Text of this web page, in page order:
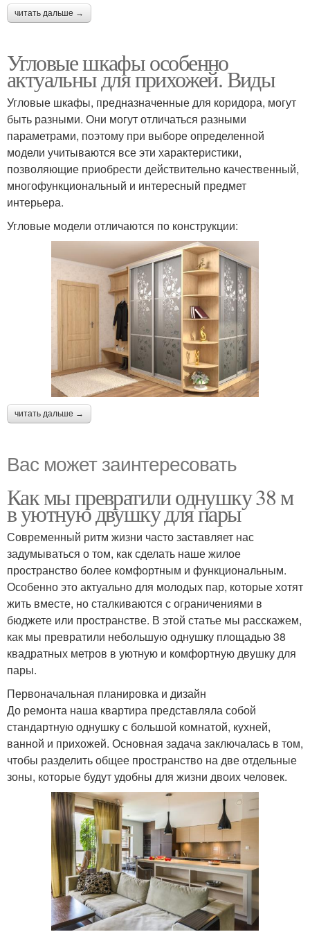
читать дальше →
Угловые шкафы особенно
актуальны для прихожей. Виды
Угловые шкафы, предназначенные для коридора, могут
быть разными. Они могут отличаться разными
параметрами, поэтому при выборе определенной
модели учитываются все эти характеристики,
позволяющие приобрести действительно качественный,
многофункциональный и интересный предмет
интерьера.
Угловые модели отличаются по конструкции:
читать дальше →
Вас может заинтересовать
Как мы превратили однушку 38 м
в уютную двушку для пары
Современный ритм жизни часто заставляет нас
задумываться о том, как сделать наше жилое
пространство более комфортным и функциональным.
Особенно это актуально для молодых пар, которые хотят
жить вместе, но сталкиваются с ограничениями в
бюджете или пространстве. В этой статье мы расскажем,
как мы превратили небольшую однушку площадью 38
квадратных метров в уютную и комфортную двушку для
пары.
Первоначальная планировка и дизайн
До ремонта наша квартира представляла собой
стандартную однушку с большой комнатой, кухней,
ванной и прихожей. Основная задача заключалась в том,
чтобы разделить общее пространство на две отдельные
зоны, которые будут удобны для жизни двоих человек.